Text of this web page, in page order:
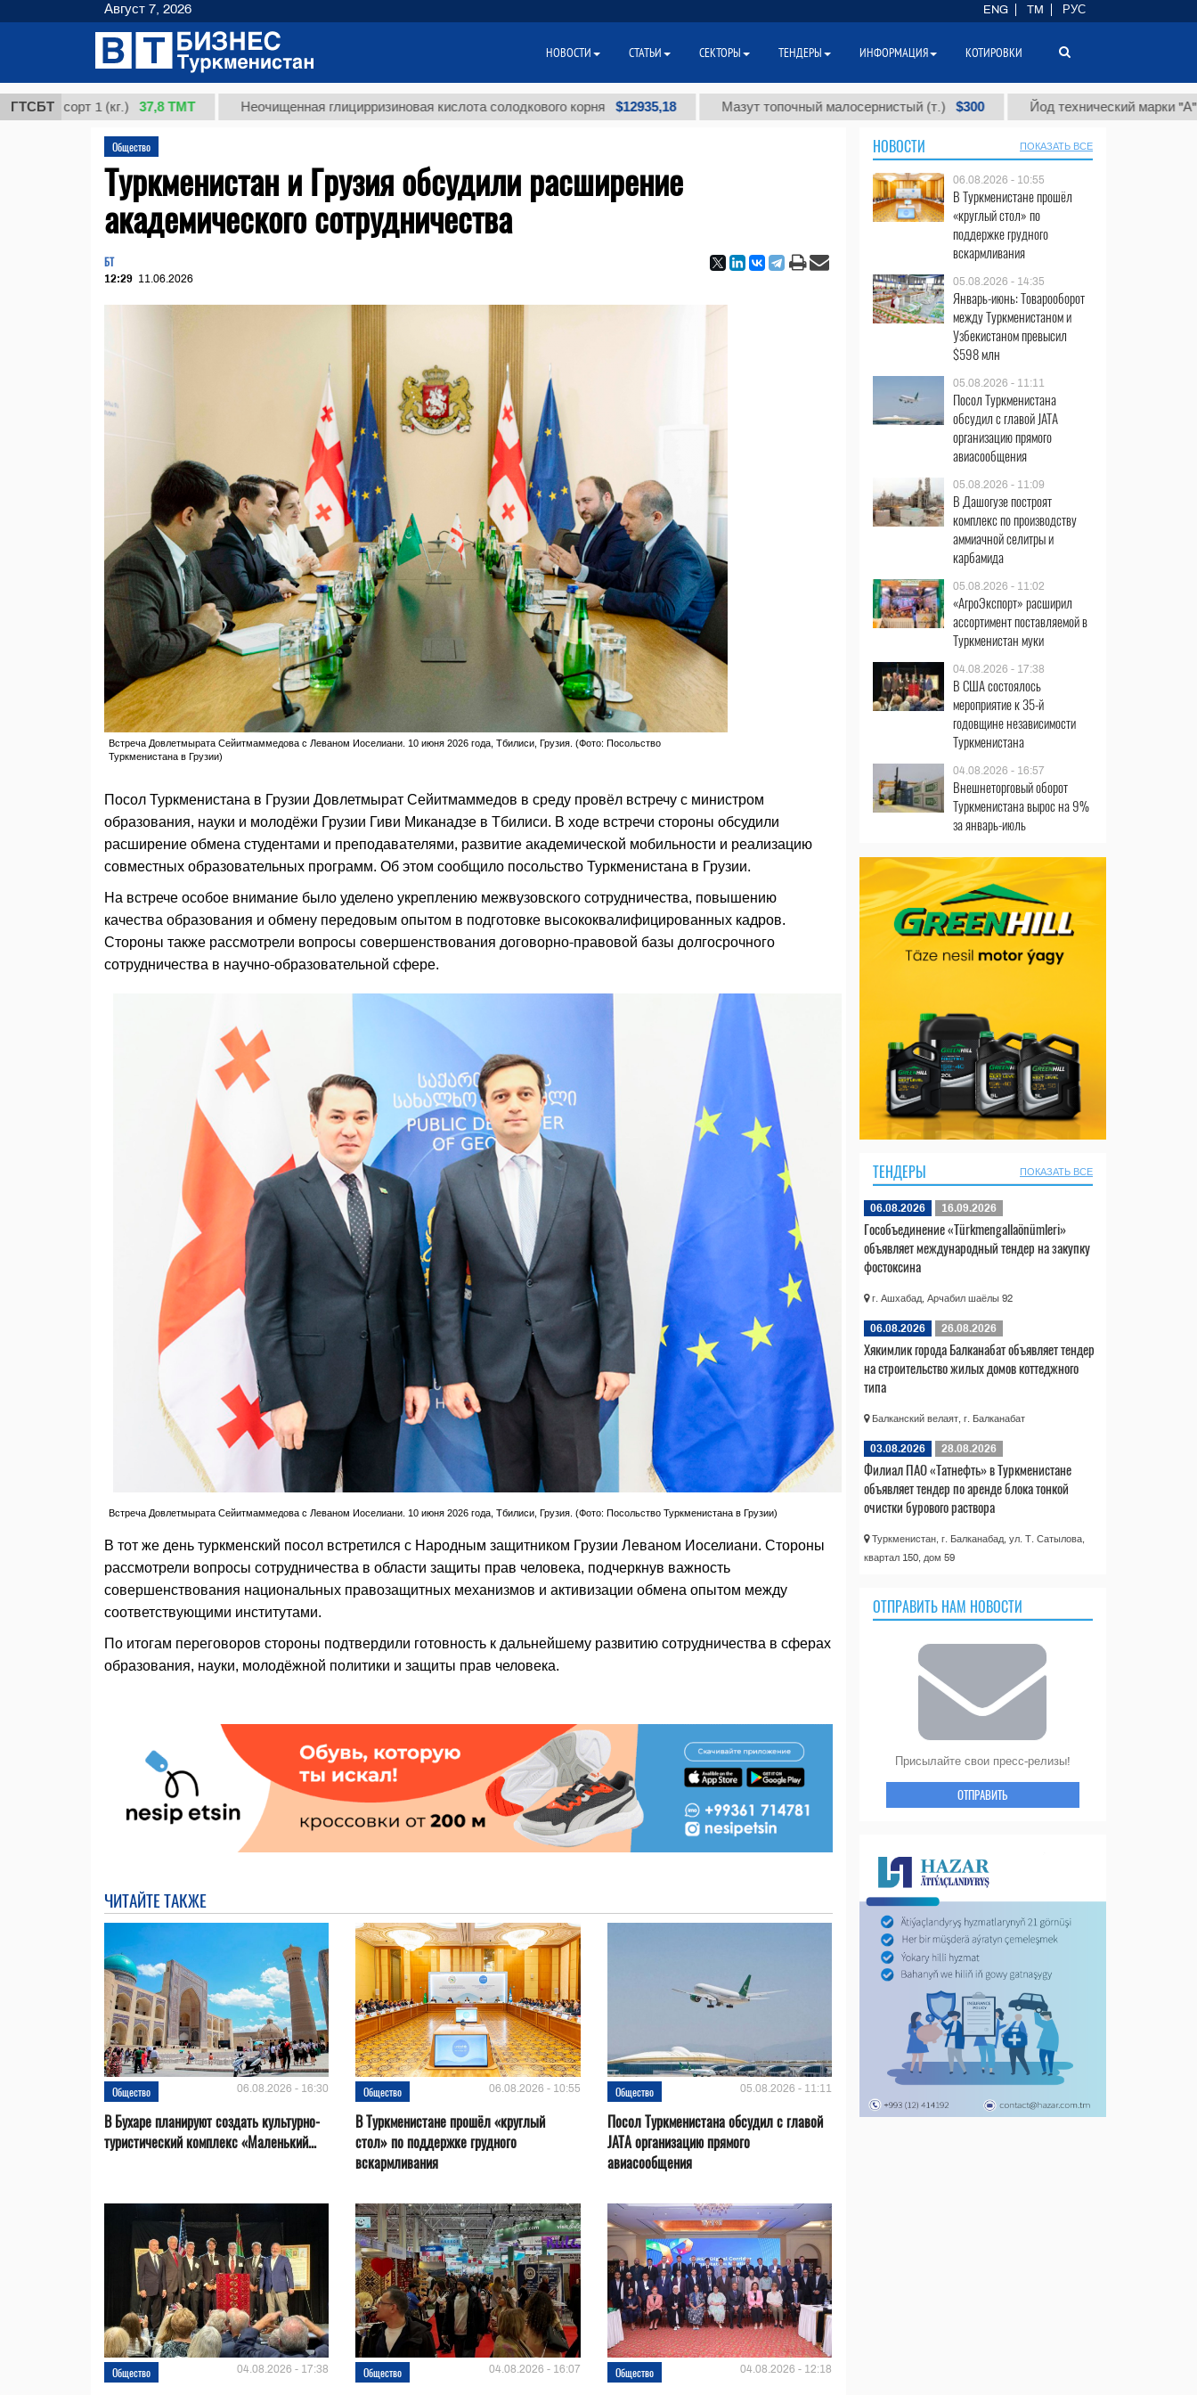
ГТСБТ
1 (кг.) 37,8 ТМТ Неочищенная глицирризиновая кислота солодкового корня $12935,18 Мазут топочный малосернистый (т.) $300 Йод технический марки "А" (т.) $86
Общество
Туркменистан и Грузия обсудили расширение
академического сотрудничества
БТ
12:29 11.06.2026
Встреча Довлетмырата Сейитмаммедова с Леваном Иоселиани. 10 июня 2026 года, Тбилиси, Грузия. (Фото: Посольство
Туркменистана в Грузии)
Посол Туркменистана в Грузии Довлетмырат Сейитмаммедов в среду провёл встречу с министром
образования, науки и молодёжи Грузии Гиви Миканадзе в Тбилиси. В ходе встречи стороны обсудили
расширение обмена студентами и преподавателями, развитие академической мобильности и реализацию
совместных образовательных программ. Об этом сообщило посольство Туркменистана в Грузии.
На встрече особое внимание было уделено укреплению межвузовского сотрудничества, повышению
качества образования и обмену передовым опытом в подготовке высококвалифицированных кадров.
Стороны также рассмотрели вопросы совершенствования договорно-правовой базы долгосрочного
сотрудничества в научно-образовательной сфере.
Встреча Довлетмырата Сейитмаммедова с Леваном Иоселиани. 10 июня 2026 года, Тбилиси, Грузия. (Фото: Посольство Туркменистана в Грузии)
В тот же день туркменский посол встретился с Народным защитником Грузии Леваном Иоселиани. Стороны
рассмотрели вопросы сотрудничества в области защиты прав человека, подчеркнув важность
совершенствования национальных правозащитных механизмов и активизации обмена опытом между
соответствующими институтами.
По итогам переговоров стороны подтвердили готовность к дальнейшему развитию сотрудничества в сферах
образования, науки, молодёжной политики и защиты прав человека.
ЧИТАЙТЕ ТАКЖЕ
Общество 06.08.2026 - 16:30
В Бухаре планируют создать культурно-
туристический комплекс «Маленький...
Общество 06.08.2026 - 10:55
В Туркменистане прошёл «круглый
стол» по поддержке грудного
вскармливания
Общество 05.08.2026 - 11:11
Посол Туркменистана обсудил с главой
JATA организацию прямого
авиасообщения
Общество 04.08.2026 - 17:38 Общество 04.08.2026 - 16:07 Общество 04.08.2026 - 12:18
НОВОСТИ ПОКАЗАТЬ ВСЕ
06.08.2026 - 10:55
В Туркменистане прошёл
«круглый стол» по
поддержке грудного
вскармливания
05.08.2026 - 14:35
Январь-июнь: Товарооборот
между Туркменистаном и
Узбекистаном превысил
$598 млн
05.08.2026 - 11:11
Посол Туркменистана
обсудил с главой JATA
организацию прямого
авиасообщения
05.08.2026 - 11:09
В Дашогузе построят
комплекс по производству
аммиачной селитры и
карбамида
05.08.2026 - 11:02
«АгроЭкспорт» расширил
ассортимент поставляемой в
Туркменистан муки
04.08.2026 - 17:38
В США состоялось
мероприятие к 35-й
годовщине независимости
Туркменистана
04.08.2026 - 16:57
Внешнеторговый оборот
Туркменистана вырос на 9%
за январь-июль
ТЕНДЕРЫ ПОКАЗАТЬ ВСЕ
06.08.2026 16.09.2026
Гособъединение «Türkmengallaönümleri»
объявляет международный тендер на закупку
фостоксина
г. Ашхабад, Арчабил шаёлы 92
06.08.2026 26.08.2026
Хякимлик города Балканабат объявляет тендер
на строительство жилых домов коттеджного
типа
Балканский велаят, г. Балканабат
03.08.2026 28.08.2026
Филиал ПАО «Татнефть» в Туркменистане
объявляет тендер по аренде блока тонкой
очистки бурового раствора
Туркменистан, г. Балканабад, ул. Т. Сатылова,
квартал 150, дом 59
ОТПРАВИТЬ НАМ НОВОСТИ
Присылайте свои пресс-релизы!
ОТПРАВИТЬ
Август 7, 2026 ENG TM РУС
НОВОСТИ СТАТЬИ СЕКТОРЫ ТЕНДЕРЫ ИНФОРМАЦИЯ КОТИРОВКИ